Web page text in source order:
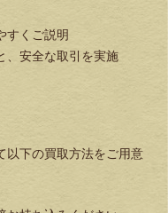
すくご説明
、安全な取引を実施
以下の買取方法をご用意